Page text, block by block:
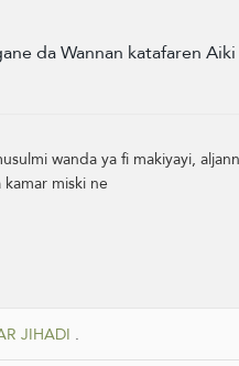
da Wannan katafaren Aiki
wanda ya fi makiyayi,
miski ne
JIHADI .